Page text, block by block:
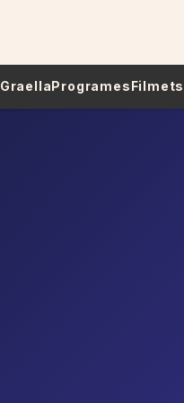
GraellaProgramesFilmets